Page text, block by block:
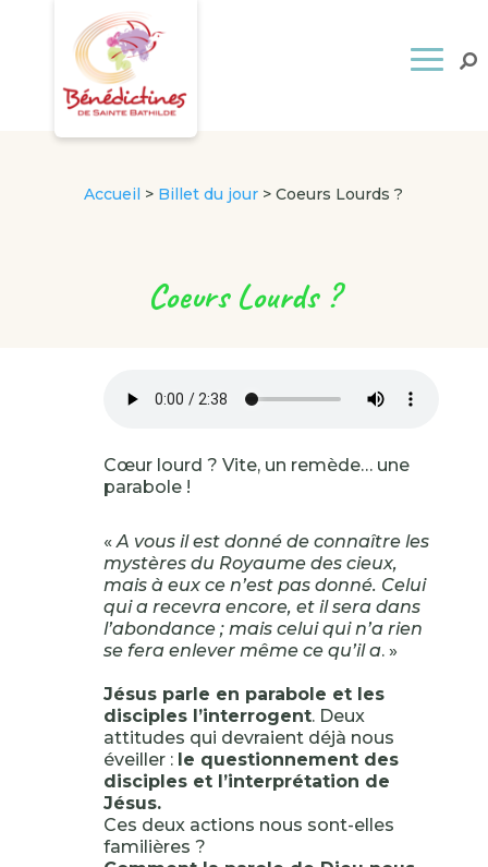
Accueil > Billet du jour >Coeurs Lourds ?
Coeurs Lourds ?
Cœur lourd ? Vite, un remède… une
parabole !
«A vous il est donné de connaître les
mystères du Royaume des cieux,
mais à eux ce n’est pas donné. Celui
qui a recevra encore, et il sera dans
l’abondance ; mais celui qui n’a rien
se fera enlever même ce qu’il a. »
Jésus parle en parabole et les
disciples l’interrogent. Deux
attitudes qui devraient déjà nous
éveiller : le questionnement des
disciples et l’interprétation de
Jésus.
Ces deux actions nous sont-elles
familières ?